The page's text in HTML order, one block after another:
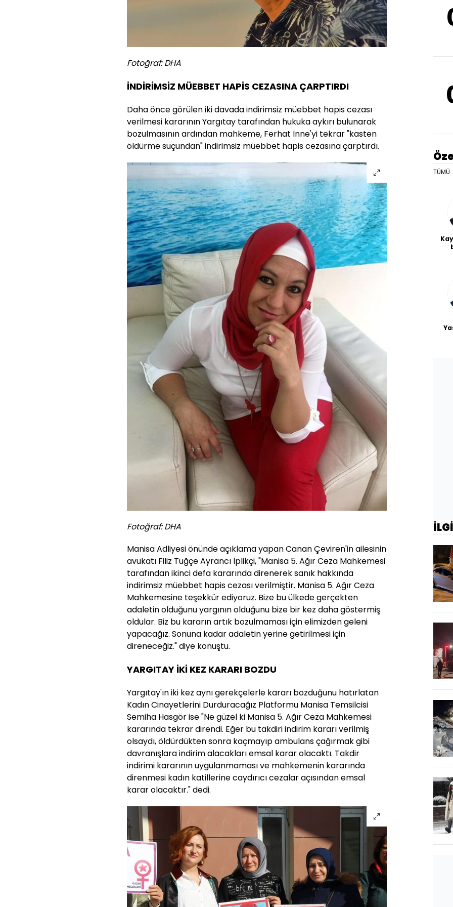
Fotoğraf: DHA
İNDİRİMSİZ MÜEBBET HAPİS CEZASINA ÇARPTIRDI
Daha önce görülen iki davada indirimsiz müebbet hapis cezası
verilmesi kararının Yargıtay tarafından hukuka aykırı bulunarak
bozulmasının ardından mahkeme, Ferhat İnne'yi tekrar "kasten
öldürme suçundan" indirimsiz müebbet hapis cezasına çarptırdı.
Fotoğraf: DHA
Manisa Adliyesi önünde açıklama yapan Canan Çeviren'in ailesinin
avukatı Filiz Tuğçe Ayrancı İplikçi, "Manisa 5. Ağır Ceza Mahkemesi
tarafından ikinci defa kararında direnerek sanık hakkında
indirimsiz müebbet hapis cezası verilmiştir. Manisa 5. Ağır Ceza
Mahkemesine teşekkür ediyoruz. Bize bu ülkede gerçekten
adaletin olduğunu yargının olduğunu bize bir kez daha göstermiş
oldular. Biz bu kararın artık bozulmaması için elimizden geleni
yapacağız. Sonuna kadar adaletin yerine getirilmesi için
direneceğiz." diye konuştu.
YARGITAY İKİ KEZ KARARI BOZDU
Yargıtay'ın iki kez aynı gerekçelerle kararı bozduğunu hatırlatan
Kadın Cinayetlerini Durduracağız Platformu Manisa Temsilcisi
Semiha Hasgör ise "Ne güzel ki Manisa 5. Ağır Ceza Mahkemesi
kararında tekrar direndi. Eğer bu takdiri indirim kararı verilmiş
olsaydı, öldürdükten sonra kaçmayıp ambulans çağırmak gibi
davranışlara indirim alacakları emsal karar olacaktı. Takdir
indirimi kararının uygulanmaması ve mahkemenin kararında
direnmesi kadın katillerine caydırıcı cezalar açısından emsal
karar olacaktır." dedi.
TÜMÜ